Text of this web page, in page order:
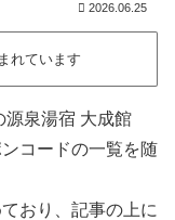
2026.06.25
れています
源泉湯宿 大成館
コードの一覧を随
おり、記事の上に